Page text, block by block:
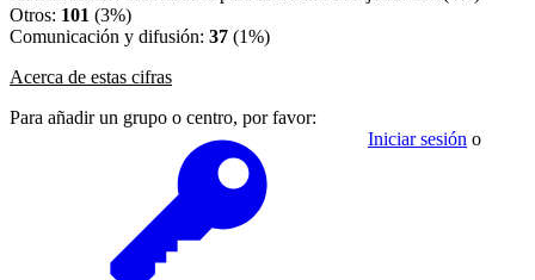
Otros: 101 (3%)
Comunicación y difusión: 37 (1%)
Acerca de estas cifras
Para añadir un grupo o centro, por favor:
Iniciar sesión o